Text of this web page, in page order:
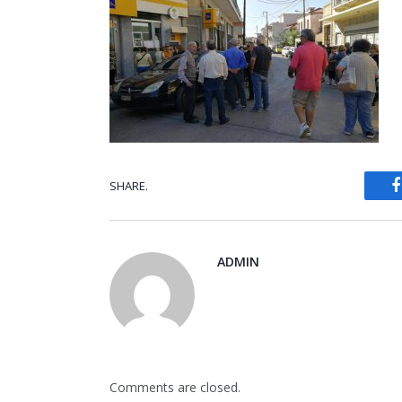
SHARE.
ADMIN
Comments are closed.